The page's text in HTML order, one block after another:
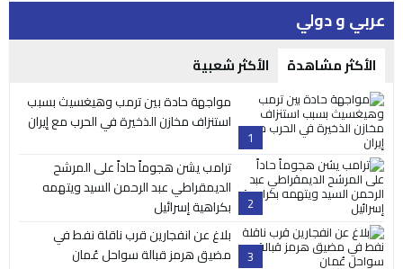
عربي و دولي
الأكثر مشاهدة الأكثر شعبية
1
مواجهة حادة بين ترمب وهيغسيث بسبب
استنزاف مخازن الذخيرة في الحرب مع إيران
2
ترامب يشن هجوماً حاداً على المرشح
الديمقراطي عبد الرحمن السيد ويتهمه
بكراهية إسرائيل
3
بلاغ عن انفجارين قرب ناقلة نفط في
مضيق هرمز قبالة سواحل عُمان